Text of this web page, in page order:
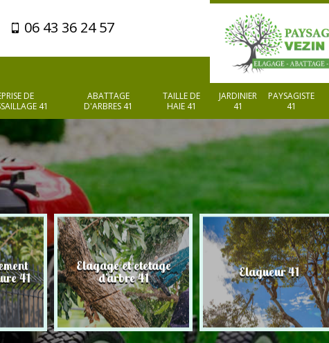
06 43 36 24 57
DE
41
ABATTAGE
D'ARBRES 41
TAILLE DE
HAIE 41
JARDINIER
41
PAYSAGISTE
41
41
Elagage et etetage
d'arbre 41 Elagueur 41